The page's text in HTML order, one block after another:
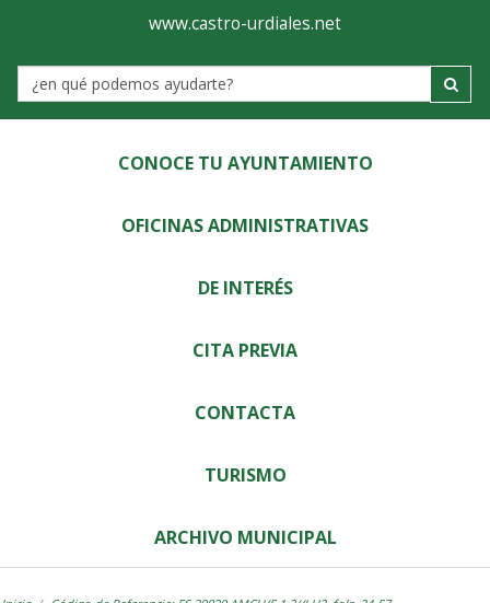
Ayuntamiento
de
Castro-
Urdiales
www.castro-urdiales.net
Label
CONOCE TU AYUNTAMIENTO
OFICINAS ADMINISTRATIVAS
DE INTERÉS
CITA PREVIA
CONTACTA
TURISMO
ARCHIVO MUNICIPAL